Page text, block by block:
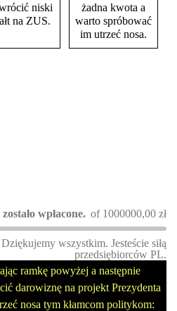
niski
na ZUS.
żadna kwota a
warto spróbować
im utrzeć nosa.
wpłacone. of 1000000,00 zł
przedsiębiorców PL.
ramkę powyżej a następnie
darowiznę na projekt Prezydenta
nosa tym kłamcom politykom: